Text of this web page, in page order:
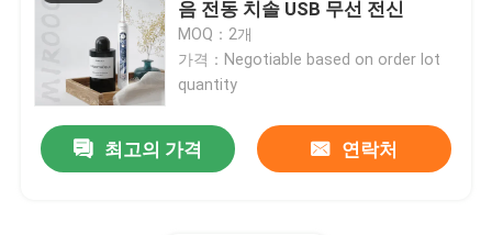
재충전이 가능한 전동 치솔
성인 전동 치솔
음 전동 치솔 USB 무선 전신
MOQ：2개
가격：Negotiable based on order lot
quantity
최고의 가격 연락처